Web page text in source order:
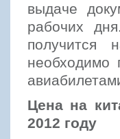
выдаче
рабочих
получится
необходимо
Цена на
2012 году